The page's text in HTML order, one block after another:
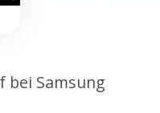
bei Samsung